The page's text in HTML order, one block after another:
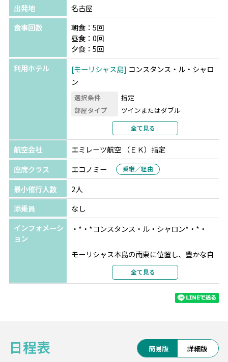
以内の方が対象となり、チェックインの際に証明書の提示
が必要です。
※ご予約時に必ずハネムーン（結婚記念日）の旨をご申告
ください(ご予約後の申し出は不可)。
※全て滞在中1回のご提供となります
出発地
名古屋
食事回数
朝食：5回
昼食：0回
夕食：5回
利用ホテル
モーリシャス島 コンスタンス・ル・シャロ
ン
選択条件
指定
部屋タイプ
ツインまたはダブル
2名1室利用
部屋カテゴリ
プレミアガーデンビュー
全て見る
航空会社
エミレーツ航空 （ＥＫ）指定
座席クラス
エコノミー 乗継／経由
最小催行人数
2人
添乗員
なし
インフォメーシ
ョン
・*・*コンスタンス・ル・シャロン*・*・
モーリシャス本島の南東に位置し、豊かな自
然に囲まれた静かなビーチ沿いにあるリゾー
ル・シャラン・ビーチのある静かな南海岸
は、リゾートが立ち並ぶ東海岸とは異なる趣
ブルーベイ海洋公園からもほど近く、穏やか
な海洋保護区の中で、シュノーケリングやダ
全て見る
日程表 簡易版 詳細版